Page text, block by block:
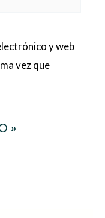
y web
vez que